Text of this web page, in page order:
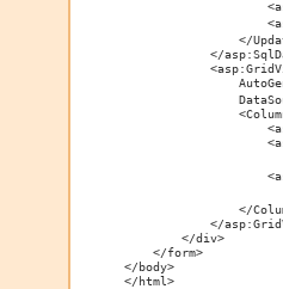
</
</
</
</
        </div>
    </form>
</body>
</html>